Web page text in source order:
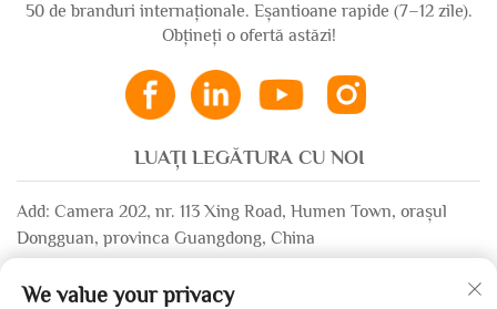
50 de branduri internaționale. Eșantioane rapide (7–12 zile).
Obțineți o ofertă astăzi!
LUAȚI LEGĂTURA CU NOI
Add: Camera 202, nr. 113 Xing Road, Humen Town, orașul
Dongguan, provinca Guangdong, China
We value your privacy